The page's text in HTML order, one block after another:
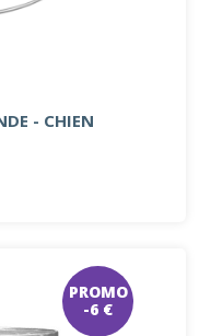
- CHIEN
PROMO
-6 €